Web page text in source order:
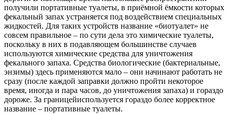
получили портативные туалеты, в приёмной ёмкости которых
фекальный запах устраняется под воздействием специальных
жидкостей. Для таких устройств название «биотуалет» не
совсем правильное – по сути дела это химические туалеты,
поскольку в них в подавляющем большинстве случаев
используются химические средства для уничтожения
фекального запаха. Средства биологические (бактериальные,
энзимы) здесь применяются мало – они начинают работать не
сразу (после каждой заправки должно пройти некоторое
время, иногда и пара часов, до уничтожения запаха) и гораздо
дороже. За границейиспользуется гораздо более корректное
название – портативные туалеты.